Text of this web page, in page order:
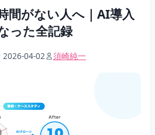
間がない人へ｜AI導入
った全記録
2026-04-02 須崎純一